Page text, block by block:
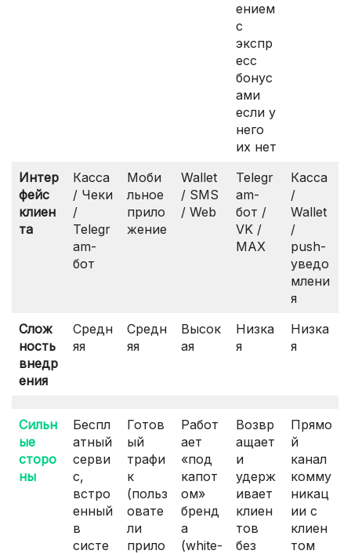
ением
с
экспр
есс
бонус
ами
если у
него
их нет
Интер
фейс
клиен
та
Касса
/ Чеки
/
Telegr
am-
бот
Моби
льное
прило
жение
Wallet
/ SMS
/ Web
Telegr
am-
бот /
VK /
MAX
Касса
/
Wallet
/
push-
уведо
млени
я
Слож
ность
внедр
ения
Средн
яя
Средн
яя
Высок
ая
Низка
я
Низка
я
Сильн
ые
сторо
ны
Беспл
атный
серви
с,
встро
енный
в
систе
Готов
ый
трафи
к
(польз
овате
ли
прило
Работ
ает
«под
капот
ом»
бренд
а
(white-
Возвр
ащает
и
удерж
ивает
клиен
тов
без
Прямо
й
канал
комму
никац
ии с
клиен
том